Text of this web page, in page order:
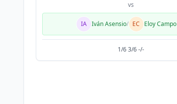
vs
IA Iván Asensio/ EC Eloy Campo
1/6 3/6 -/-